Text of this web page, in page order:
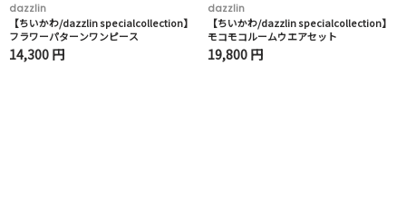
dazzlin
【ちいかわ/dazzlin specialcollection】
フラワーパターンワンピース
14,300 円
dazzlin
【ちいかわ/dazzlin specialcollection】
モコモコルームウエアセット
19,800 円